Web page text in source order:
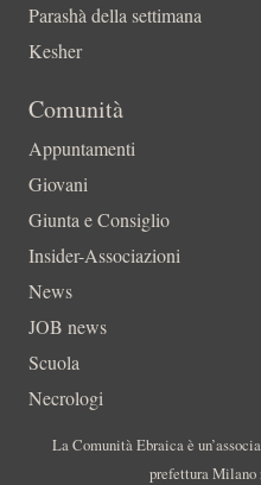
Parashà della settimana
Kesher
Comunità
Appuntamenti
Giovani
Giunta e Consiglio
Insider-Associazioni
News
JOB news
Scuola
Necrologi
La Comunità Ebraica è
prefettura Milano